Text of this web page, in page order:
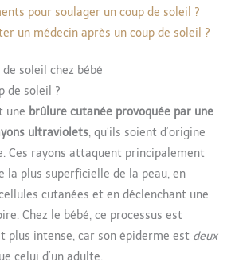
pour soulager un coup de soleil ?
un médecin après un coup de soleil ?
soleil chez bébé
de soleil ?
une brûlure cutanée provoquée par une
ultraviolets, qu’ils soient d’origine
Ces rayons attaquent principalement
la plus superficielle de la peau, en
cutanées et en déclenchant une
Chez le bébé, ce processus est
plus intense, car son épiderme est deux
celui d’un adulte.